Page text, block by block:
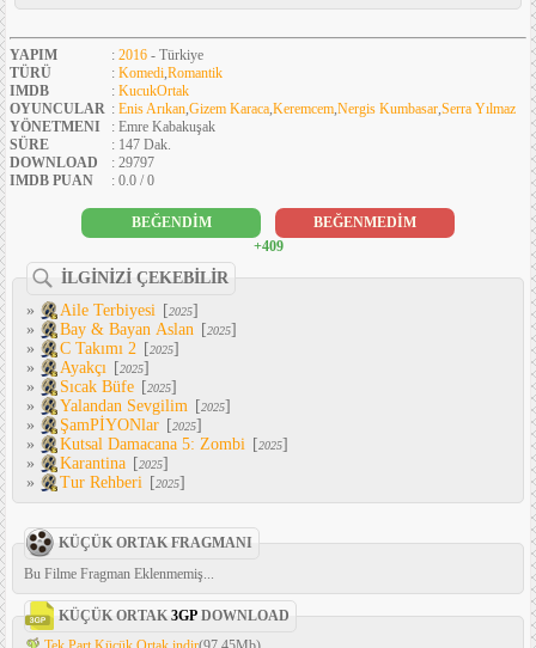
YAPIM : 2016 - Türkiye
TÜRÜ
: Komedi Romantik
IMDB
: KucukOrtak
OYUNCULAR : Enis Arıkan Gizem Karaca Keremcem Nergis Kumbasar Serra Yılmaz
YÖNETMENI
: Emre Kabakuşak
SÜRE
: 147 Dak.
DOWNLOAD
: 29797
IMDB PUAN
: 0.0 / 0
BEĞENDİM
BEĞENMEDİM
+409
İLGİNİZİ ÇEKEBİLİR
»
Aile Terbiyesi [2025]
»
Bay & Bayan Aslan [2025]
»
C Takımı 2 [2025]
»
Ayakçı [2025]
»
Sıcak Büfe [2025]
»
Yalandan Sevgilim [2025]
»
ŞamPİYONlar [2025]
»
Kutsal Damacana 5: Zombi [2025]
»
Karantina [2025]
»
Tur Rehberi [2025]
KÜÇÜK ORTAK FRAGMANI
Bu Filme Fragman Eklenmemiş...
KÜÇÜK ORTAK3GP DOWNLOAD